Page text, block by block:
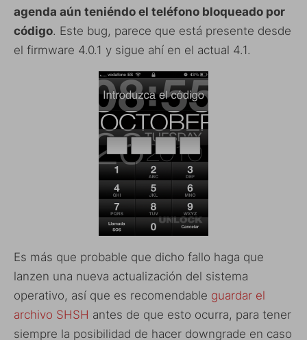
agenda aún teniéndo el teléfono bloqueado por
código. Este bug, parece que está presente desde
el firmware 4.0.1 y sigue ahí en el actual 4.1.
Es más que probable que dicho fallo haga que
lanzen una nueva actualización del sistema
operativo, así que es recomendable guardar el
archivo SHSH antes de que esto ocurra, para tener
siempre la posibilidad de hacer downgrade en caso